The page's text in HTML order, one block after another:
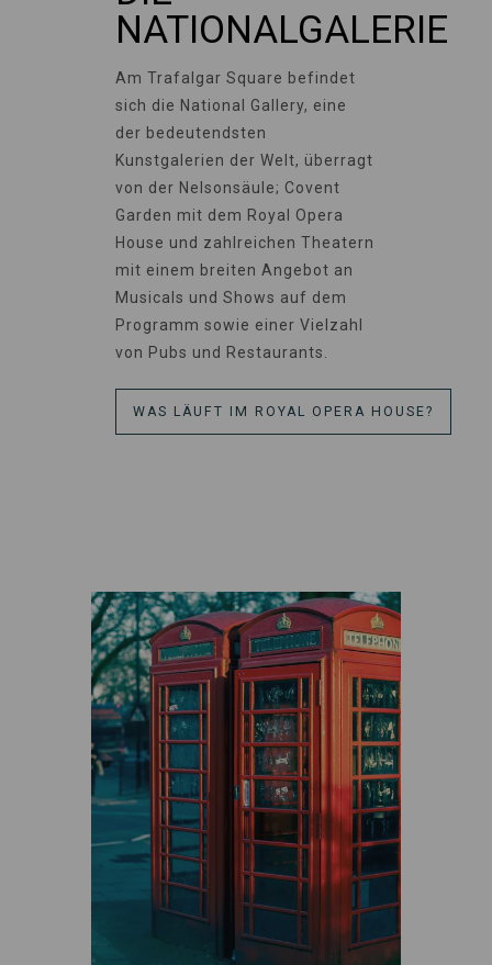
NATIONALGALERIE
Am Trafalgar Square befindet
sich die National Gallery, eine
der bedeutendsten
Kunstgalerien der Welt, überragt
von der Nelsonsäule; Covent
Garden mit dem Royal Opera
House und zahlreichen Theatern
mit einem breiten Angebot an
Musicals und Shows auf dem
Programm sowie einer Vielzahl
von Pubs und Restaurants.
WAS LÄUFT IM ROYAL OPERA HOUSE?